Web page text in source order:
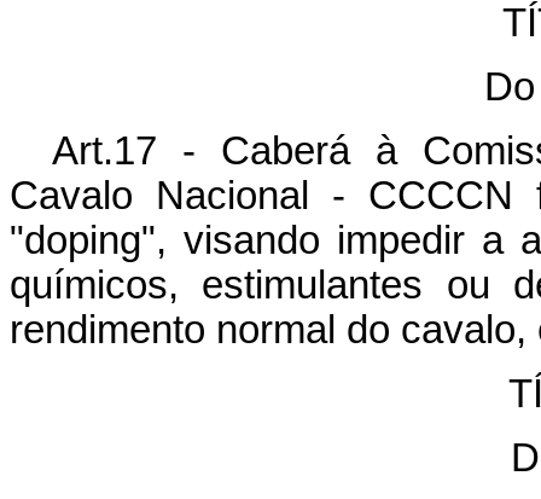
Art.17 - Caberá à
Cavalo Nacional -
"doping", visando impedir a
químicos, estimulantes ou
rendimento normal do